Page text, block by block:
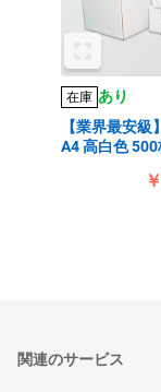
在庫 あり
【業界最安
A4 高白色 500
関連のサービス